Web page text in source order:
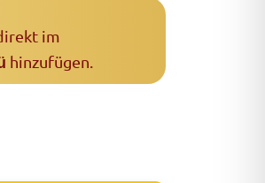
im
hinzufügen.